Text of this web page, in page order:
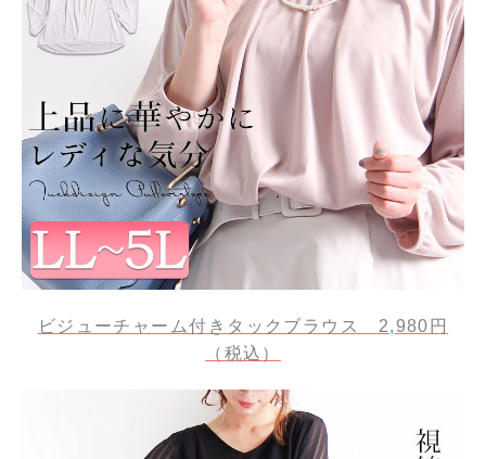
ビジューチャーム付きタックブラウス 2,980円
（税込）